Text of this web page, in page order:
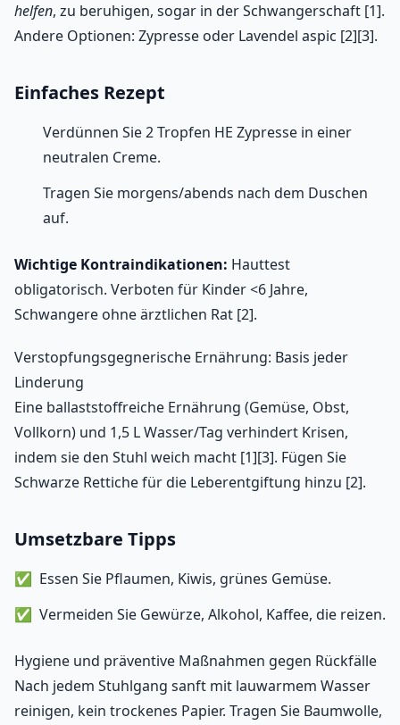
helfen, zu beruhigen, sogar in der Schwangerschaft [1].
Andere Optionen: Zypresse oder Lavendel aspic [2][3].
Einfaches Rezept
Verdünnen Sie 2 Tropfen HE Zypresse in einer
neutralen Creme.
Tragen Sie morgens/abends nach dem Duschen
auf.
Wichtige Kontraindikationen: Hauttest
obligatorisch. Verboten für Kinder <6 Jahre,
Schwangere ohne ärztlichen Rat [2].
Verstopfungsgegnerische Ernährung: Basis jeder
Linderung
Eine ballaststoffreiche Ernährung (Gemüse, Obst,
Vollkorn) und 1,5 L Wasser/Tag verhindert Krisen,
indem sie den Stuhl weich macht [1][3]. Fügen Sie
Schwarze Rettiche für die Leberentgiftung hinzu [2].
Umsetzbare Tipps
Essen Sie Pflaumen, Kiwis, grünes Gemüse.
Vermeiden Sie Gewürze, Alkohol, Kaffee, die reizen.
Hygiene und präventive Maßnahmen gegen Rückfälle
Nach jedem Stuhlgang sanft mit lauwarmem Wasser
reinigen, kein trockenes Papier. Tragen Sie Baumwolle,